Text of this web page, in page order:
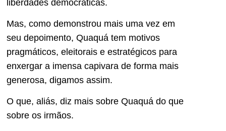
liberdades democráticas.
Mas, como demonstrou mais uma vez em
seu depoimento, Quaquá tem motivos
pragmáticos, eleitorais e estratégicos para
enxergar a imensa capivara de forma mais
generosa, digamos assim.
O que, aliás, diz mais sobre Quaquá do que
sobre os irmãos.